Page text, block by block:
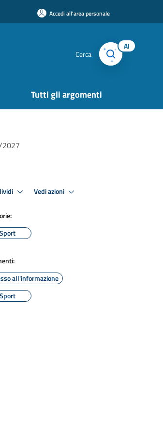
Accedi all'area personale
Cerca
AI
Tutti gli argomenti
2027
Vedi azioni
Sport
all'informazione
Sport